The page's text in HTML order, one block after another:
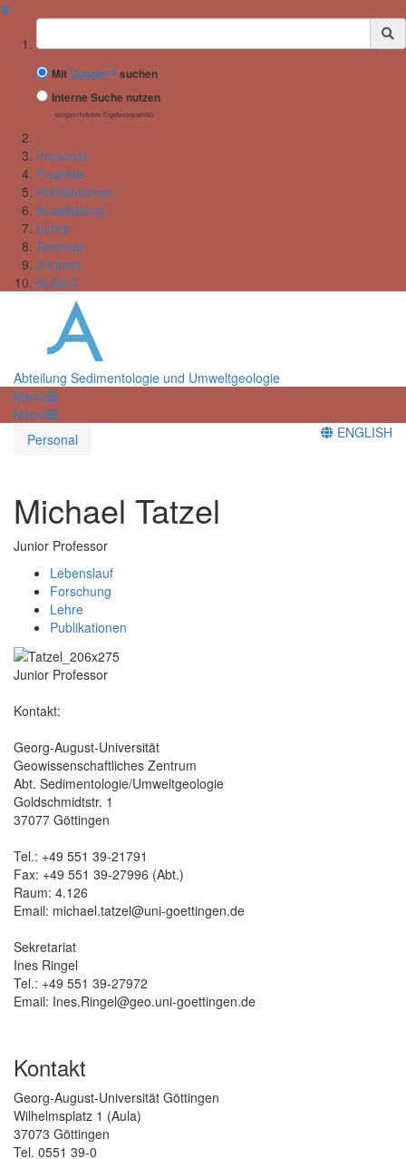
✖
Suchbegriff
MitGoogle™ suchen
Interne Suche nutzen
(eingeschränkte Ergebnisqualität)
Personal
Projekte
Publikationen
Ausstattung
Lehre
Seminar
Intranet
Anfahrt
Abteilung Sedimentologie und Umweltgeologie
Menü
Menü
Personal
ENGLISH
Michael Tatzel
Junior Professor
Lebenslauf
Forschung
Lehre
Publikationen
Junior Professor
Kontakt:
Georg-August-Universität
Geowissenschaftliches Zentrum
Abt. Sedimentologie/Umweltgeologie
Goldschmidtstr. 1
37077 Göttingen
Tel.: +49 551 39-21791
Fax: +49 551 39-27996 (Abt.)
Raum: 4.126
Email: michael.tatzel@uni-goettingen.de
Sekretariat
Ines Ringel
Tel.: +49 551 39-27972
Email: Ines.Ringel@geo.uni-goettingen.de
Kontakt
Georg-August-Universität Göttingen
Wilhelmsplatz 1 (Aula)
37073 Göttingen
Tel. 0551 39-0